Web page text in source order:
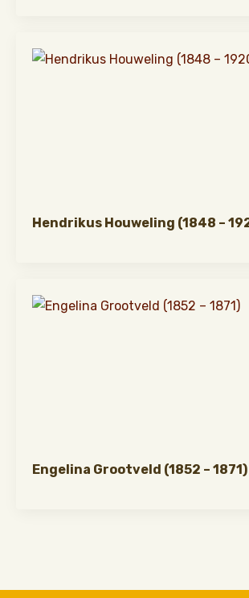
Hendrikus Houweling (1848 –
Engelina Grootveld (1852 – 1871)